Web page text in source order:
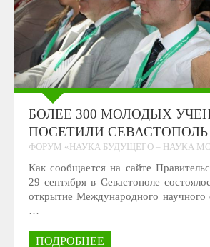
БОЛЕЕ 300 МОЛОДЫХ
ПОСЕТИЛИ СЕВАСТОПОЛЬ
ФОРУМ «НАУКА БУДУЩЕГО – НАУКА
Как сообщается на сайте
29 сентября в Севастополе
открытие Международного
…
ПОДРОБНЕЕ